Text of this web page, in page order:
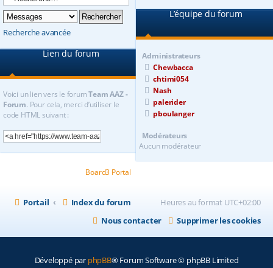
Recherche avancée
Lien du forum
Voici un lien vers le forumTeam AAZ -
Forum. Pour cela, merci d’utiliser le
code HTML suivant :
L’équipe du forum
Administrateurs
Chewbacca
chtimi054
Nash
palerider
pboulanger
Modérateurs
Aucun modérateur
Board3 Portal
Portail Index du forum Heures au format UTC+02:00
Supprimer les cookies
Nous contacter
Développé par phpBB® Forum Software © phpBB Limited